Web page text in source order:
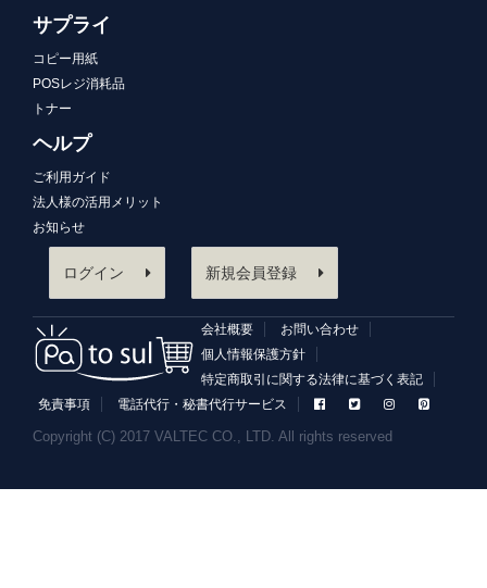
サプライ
コピー用紙
POSレジ消耗品
トナー
ヘルプ
ご利用ガイド
法人様の活用メリット
お知らせ
ログイン 新規会員登録
会社概要
お問い合わせ
個人情報保護方針
特定商取引に関する法律に基づく表記
免責事項
電話代行・秘書代行サービス
Copyright (C) 2017 VALTEC CO., LTD. All rights reserved